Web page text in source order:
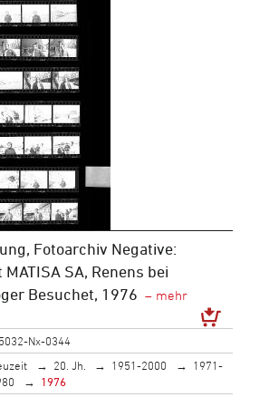
Fotoarchiv Negative:
SA, Renens bei
Besuchet, 1976
Nx-0344
20. Jh. 1951-2000
1971-
1976